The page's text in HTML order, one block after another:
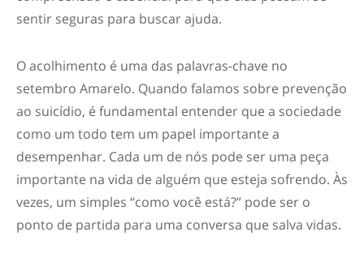
sentir seguras para buscar ajuda.
O acolhimento é uma das palavras-chave no
setembro Amarelo. Quando falamos sobre prevenção
ao suicídio, é fundamental entender que a sociedade
como um todo tem um papel importante a
desempenhar. Cada um de nós pode ser uma peça
importante na vida de alguém que esteja sofrendo. Às
vezes, um simples “como você está?” pode ser o
ponto de partida para uma conversa que salva vidas.